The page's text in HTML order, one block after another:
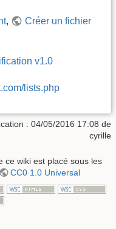
,
Créer un fichier
v1.0
lists.php
: 04/05/2016 17:08 de
cyrille
ce wiki est placé sous les
CC0 1.0 Universal